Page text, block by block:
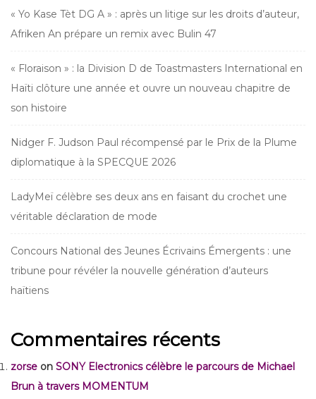
« Yo Kase Tèt DG A » : après un litige sur les droits d’auteur,
Afriken An prépare un remix avec Bulin 47
« Floraison » : la Division D de Toastmasters International en
Haïti clôture une année et ouvre un nouveau chapitre de
son histoire
Nidger F. Judson Paul récompensé par le Prix de la Plume
diplomatique à la SPECQUE 2026
LadyMeï célèbre ses deux ans en faisant du crochet une
véritable déclaration de mode
Concours National des Jeunes Écrivains Émergents : une
tribune pour révéler la nouvelle génération d’auteurs
haïtiens
Commentaires récents
zorse on SONY Electronics célèbre le parcours de Michael
Brun à travers MOMENTUM